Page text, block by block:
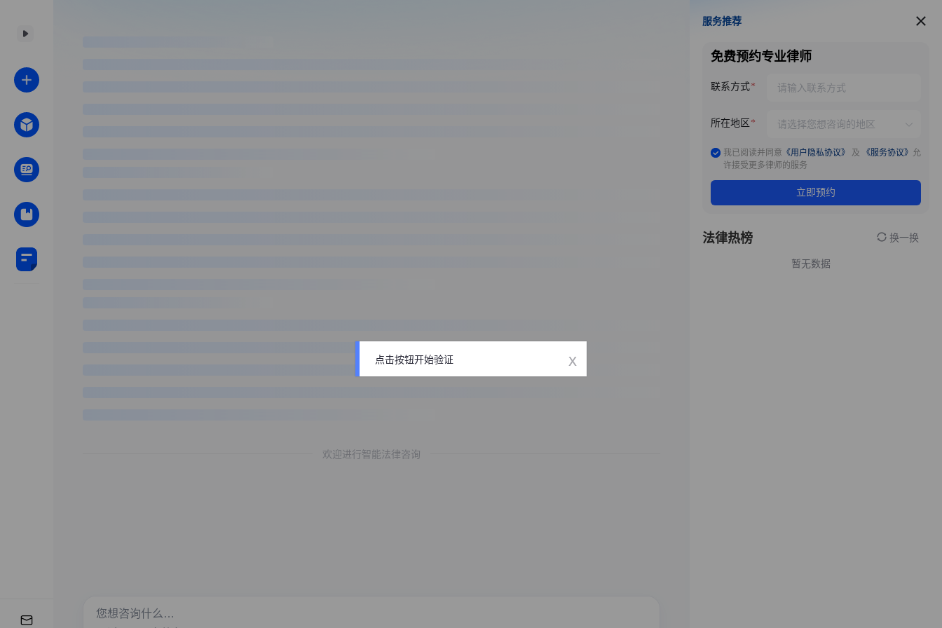
欢迎进行智能法律咨询
服务推荐
服务推荐
免费预约专业律师
联系方式
所在地区
我已阅读并同意 《用户隐私协议》 及 《服务协议》 允
许接受更多律师的服务
立即预约
法律热榜 换一换
暂无数据
点击按钮开始验证 x